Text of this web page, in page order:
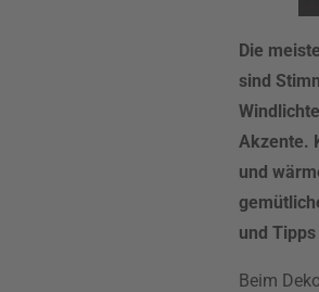
Die
sind
Akzente.
und
und
Beim